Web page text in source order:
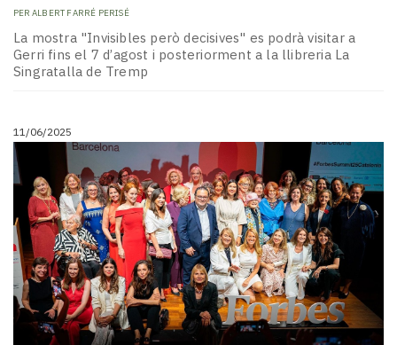
PER ALBERT FARRÉ PERISÉ
La mostra "Invisibles però decisives" es podrà visitar a
Gerri fins el 7 d’agost i posteriorment a la llibreria La
Singratalla de Tremp
11/06/2025